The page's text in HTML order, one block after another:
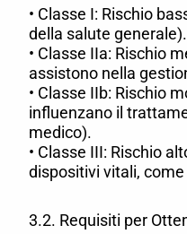
• Classe I: Rischio
della salute generale).
• Classe IIa: Rischio
assistono nella
• Classe IIb: Rischio
influenzano il
medico).
• Classe III: Rischio
dispositivi vitali,
3.2. Requisiti per